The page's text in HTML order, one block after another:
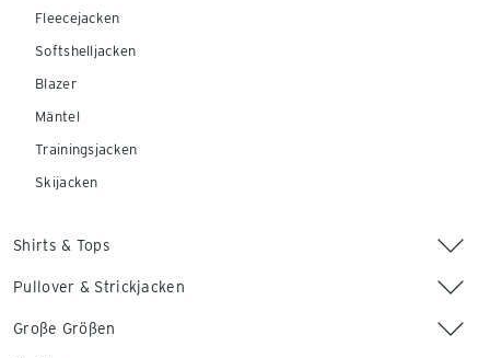
Fleecejacken
Softshelljacken
Blazer
Mäntel
Trainingsjacken
Skijacken
Shirts & Tops
Pullover & Strickjacken
Große Größen